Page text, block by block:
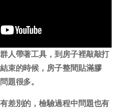
人帶著工具，到房子裡敲敲打
束的時候，房子整間貼滿膠
題很多。
差別的，檢驗過程中問題也有